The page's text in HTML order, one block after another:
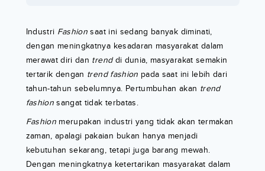
Industri Fashionsaat ini sedang banyak diminati,
dengan meningkatnya kesadaran masyarakat dalam
merawat diri dan trenddi dunia, masyarakat semakin
tertarik dengan trend fashion pada saat ini lebih dari
tahun-tahun sebelumnya. Pertumbuhan akan trend
fashionsangat tidak terbatas.
Fashion merupakan industri yang tidak akan termakan
zaman, apalagi pakaian bukan hanya menjadi
kebutuhan sekarang, tetapi juga barang mewah.
Dengan meningkatnya ketertarikan masyarakat dalam